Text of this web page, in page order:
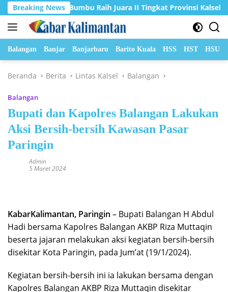
Langsung
ke
konten
Breaking News
PKK Tanah Bumbu Raih Juara II Tingkat Provinsi Kalsel
Balangan Banjar Banjarbaru Barito Kuala HSS HST HSU
Beranda Berita Lintas Kalsel Balangan
Balangan
Bupati dan Kapolres Balangan Lakukan
Aksi Bersih-bersih Kawasan Pasar
Paringin
Admin
5 Maret 2024
KabarKalimantan, Paringin – Bupati Balangan H Abdul
Hadi bersama Kapolres Balangan AKBP Riza Muttaqin
beserta jajaran melakukan aksi kegiatan bersih-bersih
disekitar Kota Paringin, pada Jum’at (19/1/2024).
Kegiatan bersih-bersih ini ia lakukan bersama dengan
Kapolres Balangan AKBP Riza Muttaqin disekitar